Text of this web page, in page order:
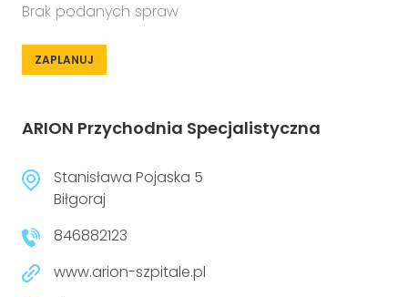
Brak podanych spraw
ZAPLANUJ
ARION Przychodnia Specjalistyczna
Stanisława Pojaska 5
Biłgoraj
846882123
www.arion-szpitale.pl